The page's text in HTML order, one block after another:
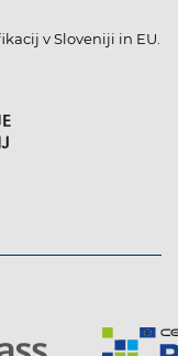
v Sloveniji in EU.